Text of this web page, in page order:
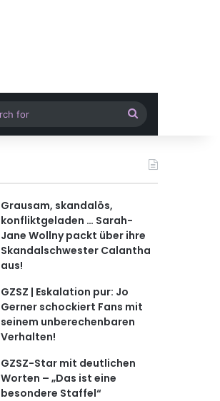
for
Grausam, skandalös,
konfliktgeladen … Sarah-
Jane Wollny packt über ihre
Skandalschwester Calantha
aus!
GZSZ | Eskalation pur: Jo
Gerner schockiert Fans mit
seinem unberechenbaren
Verhalten!
GZSZ-Star mit deutlichen
Worten – „Das ist eine
besondere Staffel“